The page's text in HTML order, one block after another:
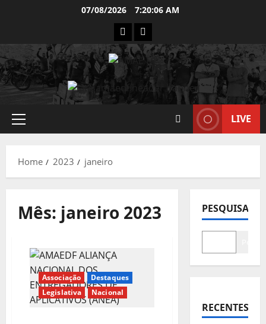
07/08/2026 7:20:07 AM
INSTAGRAM
WHATSAPP
Primary
LIVE
Home 2023 janeiro
Mês: janeiro 2023
Associação
Destaques
Legislativa
Nacional
PESQUISAR
RECENTES